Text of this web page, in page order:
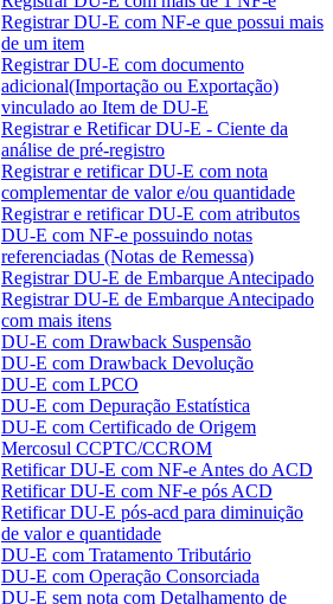
Registrar DU-E com NF-e que possui mais
de um item
Registrar DU-E com documento
adicional(Importação ou Exportação)
vinculado ao Item de DU-E
Registrar e Retificar DU-E - Ciente da
análise de pré-registro
Registrar e retificar DU-E com nota
complementar de valor e/ou quantidade
Registrar e retificar DU-E com atributos
DU-E com NF-e possuindo notas
referenciadas (Notas de Remessa)
Registrar DU-E de Embarque Antecipado
Registrar DU-E de Embarque Antecipado
com mais itens
DU-E com Drawback Suspensão
DU-E com Drawback Devolução
DU-E com LPCO
DU-E com Depuração Estatística
DU-E com Certificado de Origem
Mercosul CCPTC/CCROM
Retificar DU-E com NF-e Antes do ACD
Retificar DU-E com NF-e pós ACD
Retificar DU-E pós-acd para diminuição
de valor e quantidade
DU-E com Tratamento Tributário
DU-E com Operação Consorciada
DU-E sem nota com Detalhamento de